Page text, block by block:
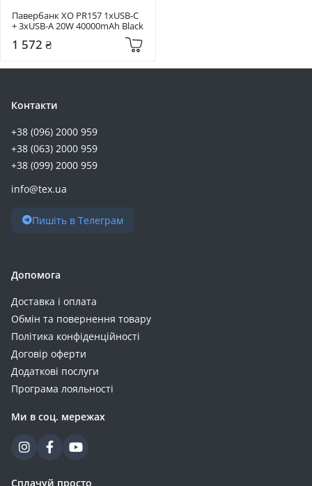
Павербанк XO PR157 1xUSB-C
+ 3xUSB-A 20W 40000mAh Black
1 572 ₴
Контакти
+38 (096) 2000 959
+38 (063) 2000 959
+38 (099) 2000 959
info@tex.ua
Пишіть в Телеграм
Допомога
Доставка і оплата
Обмін та повернення товару
Політика конфіденційності
Договір оферти
Додаткові послуги
Програма лояльності
Ми в соц. мережах
Сплачуй просто